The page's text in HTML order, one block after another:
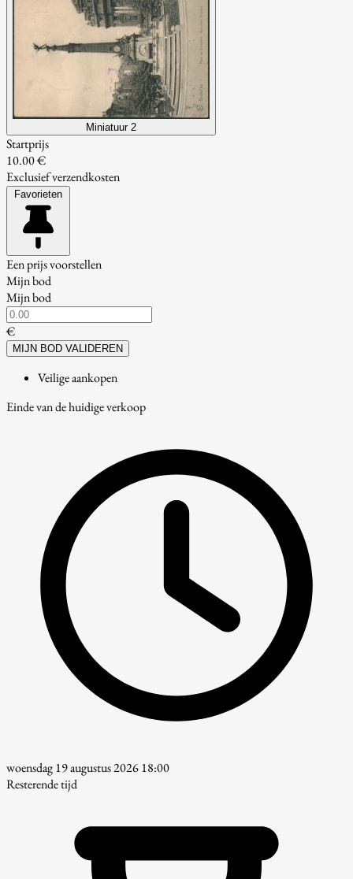
Miniatuur 2
Startprijs
10.00 €
Exclusief verzendkosten
Favorieten
Een prijs voorstellen
Mijn bod
Mijn bod
€
MIJN BOD VALIDEREN
Veilige aankopen
Einde van de huidige verkoop
woensdag 19 augustus 2026 18:00
Resterende tijd